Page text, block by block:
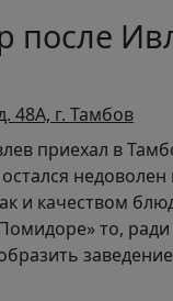
после
48А, г. Тамбов
приехал в
недоволен
и качеством
то, ради